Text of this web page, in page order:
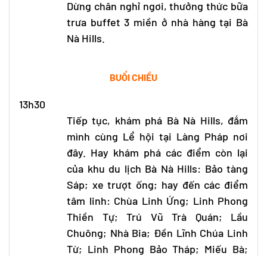
Dừng chân nghỉ ngơi, thưởng thức bữa
trưa buffet 3 miền ở nhà hàng tại Bà
Nà Hills.
BUỔI CHIỀU
13h30
Tiếp tục, khám phá Bà Nà Hills, đắm
mình cùng Lể hội tại Làng Pháp nơi
đây. Hay khám phá các điểm còn lại
của khu du lịch Bà Nà Hills: Bảo tàng
Sáp; xe trượt ống; hay đến các điểm
tâm linh: Chùa Linh Ứng; Linh Phong
Thiền Tự; Trú Vũ Trà Quán; Lầu
Chuông; Nhà Bia; Đền Lĩnh Chúa Linh
Từ; Linh Phong Bảo Tháp; Miếu Bà;